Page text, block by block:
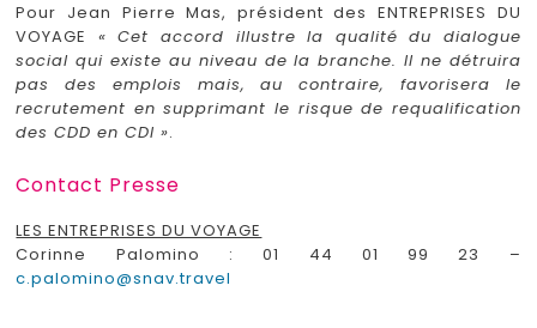
Pour Jean Pierre Mas, président des ENTREPRISES DU
VOYAGE
« Cet accord illustre la qualité du dialogue
social qui existe au niveau de la branche. Il ne détruira
pas des emplois mais, au contraire, favorisera le
recrutement en supprimant le risque de requalification
des CDD en CDI ».
Contact Presse
LES ENTREPRISES DU VOYAGE
Corinne Palomino : 01 44 01 99 23 –
c.palomino@snav.travel